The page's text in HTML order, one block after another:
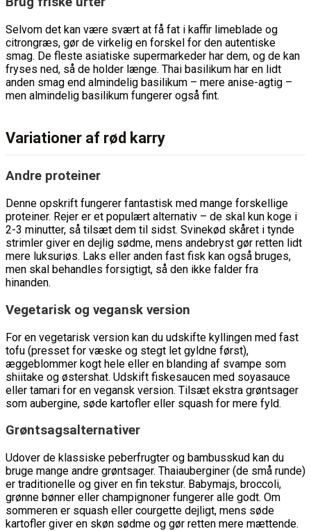
Selvom det kan være svært at få fat i kaffir limeblade og
citrongræs, gør de virkelig en forskel for den autentiske
smag. De fleste asiatiske supermarkeder har dem, og de kan
fryses ned, så de holder længe. Thai basilikum har en lidt
anden smag end almindelig basilikum – mere anise-agtig –
men almindelig basilikum fungerer også fint.
Variationer af rød karry
Andre proteiner
Denne opskrift fungerer fantastisk med mange forskellige
proteiner. Rejer er et populært alternativ – de skal kun koge i
2-3 minutter, så tilsæt dem til sidst. Svinekød skåret i tynde
strimler giver en dejlig sødme, mens andebryst gør retten lidt
mere luksuriøs. Laks eller anden fast fisk kan også bruges,
men skal behandles forsigtigt, så den ikke falder fra
hinanden.
Vegetarisk og vegansk version
For en vegetarisk version kan du udskifte kyllingen med fast
tofu (presset for væske og stegt let gyldne først),
æggeblommer kogt hele eller en blanding af svampe som
shiitake og østershat. Udskift fiskesaucen med soyasauce
eller tamari for en vegansk version. Tilsæt ekstra grøntsager
som aubergine, søde kartofler eller squash for mere fyld.
Grøntsagsalternativer
Udover de klassiske peberfrugter og bambusskud kan du
bruge mange andre grøntsager. Thaiauberginer (de små runde)
er traditionelle og giver en fin tekstur. Babymajs, broccoli,
grønne bønner eller champignoner fungerer alle godt. Om
sommeren er squash eller courgette dejligt, mens søde
kartofler giver en skøn sødme og gør retten mere mættende.